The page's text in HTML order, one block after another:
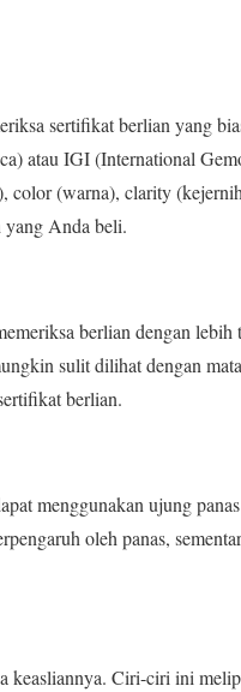
sertifikat berlian yang
atau IGI (International
color (warna), clarity
yang Anda beli.
berlian dengan
sulit dilihat dengan
berlian.
menggunakan ujung
oleh panas,
keasliannya. Ciri-ciri ini